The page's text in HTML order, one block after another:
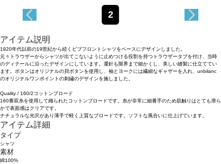
2
アイテム説明
1920年代以前の19世紀から続くビブフロントシャツをベースにデザインしました。
元々トラウザーからシャツが出てこないように止めつける役割を持つトラウザータブを付け、当時
のディテールに沿ったデザインにしています。運針も限界まで細かくし、美しい縫製に仕立ててい
ます。ボタンはオリジナルの貝ボタンを使用し、袖とヨークには繊細なギャザーを入れ、unbilanc
のオリジナルワンポイントの刺繡のデザインを施しました。
Quality / 160/2コットンブロード
160番双糸を使用して織られたコットンブロードです。糸が非常に細番手のため肌触りはとても滑ら
かで表面感はクリアです。
ナチュラルな光沢があり薄手で軽く上質なブロードです。ソフトな風合いに仕上げています。
アイテム詳細
タイプ
シャツ
素材
綿100%